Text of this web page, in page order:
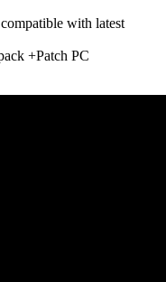
with latest
+Patch PC